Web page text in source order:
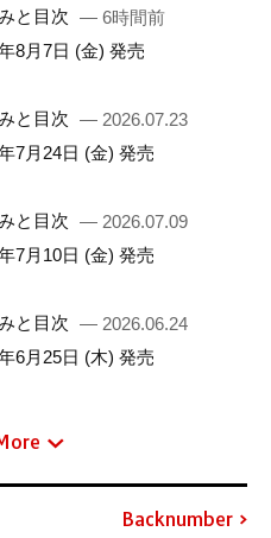
と目次 — 6時間前
8月7日 (金) 発売
と目次 — 2026.07.23
7月24日 (金) 発売
と目次 — 2026.07.09
7月10日 (金) 発売
と目次 — 2026.06.24
6月25日 (木) 発売
Backnumber